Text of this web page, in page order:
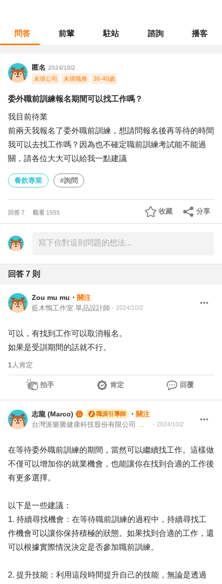
問答 前輩 駐站 諮詢 播客
匿名 2024/10/2
未填公司
未填職務 36-40歲
委外職前訓練報名期間可以找工作嗎？
我目前待業
前兩天我報名了委外職前訓練，想請問報名後再等待的時間
我可以去找工作嗎？因為也不確定職前訓練考試能不能過
關，請各位大大可以給我一點建議
餐飲專業 #詢問
回答 7 觀看 1555 分享
收藏
回答 7 則
Zou mu mu ・ 關注
藍木鴨工作室 單品設計師 ・ 2024/10/2
可以，有找到工作可以取消報名。
如果是受訓期間的話就不行。
1 人肯定
拍手 肯定 回覆
志龍 (Marco) 職涯引導師 ・ 關注
・ 2024/10/2
在等待委外職前訓練的期間，當然可以繼續找工作。這樣做
不僅可以增加你的就業機會，也能讓你在找到合適的工作後
有更多選擇。
以下是一些建議：
1. 持續尋找機會：在等待職前訓練的過程中，持續尋找工
作機會可以讓你保持積極的狀態。如果找到合適的工作，還
可以根據實際情況決定是否參加職前訓練。
2. 提升技能：利用這段時間提升自己的技能，無論是透過